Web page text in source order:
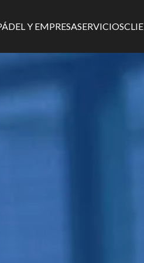
PRINCIPAL
Y EMPRESASERVICIOS